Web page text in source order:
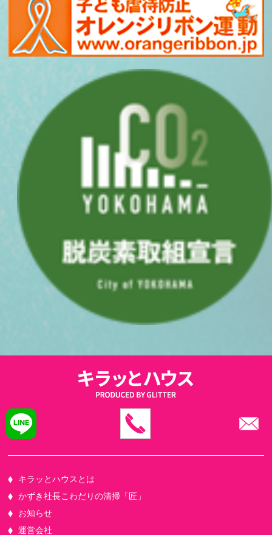
キラッとハウスとは
かずき社長こわだりの清掃「匠」
お知らせ
運営会社